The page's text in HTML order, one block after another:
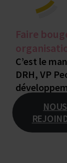
Faire
C’est le
DRH, VP
NOUS